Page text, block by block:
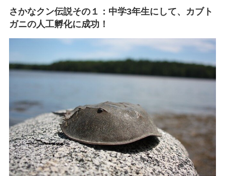
さかなクン伝説その１：中学3年生にして、カブト
ガニの人工孵化に成功！